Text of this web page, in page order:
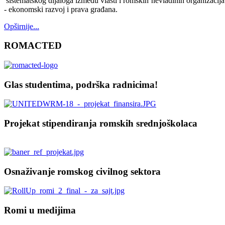
- ekonomski razvoj i prava građana.
Opširnije...
ROMACTED
Glas studentima, podrška radnicima!
Projekat stipendiranja romskih srednjoškolaca
Osnaživanje romskog civilnog sektora
Romi u medijima